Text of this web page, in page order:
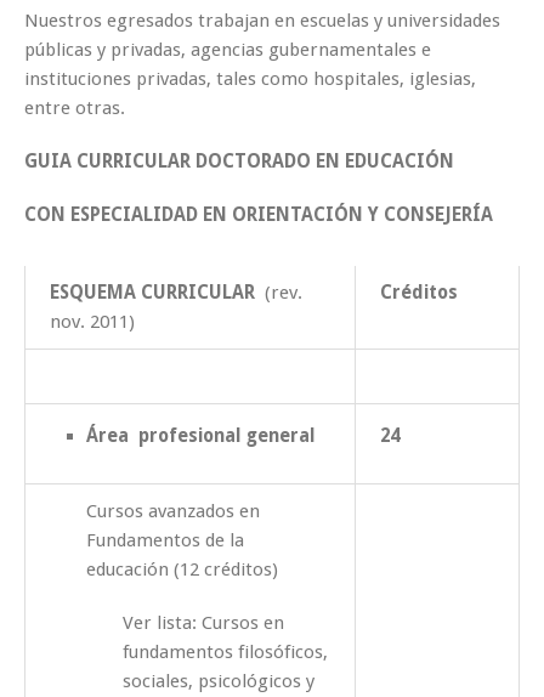
Nuestros egresados trabajan en escuelas y universidades
públicas y privadas, agencias gubernamentales e
instituciones privadas, tales como hospitales, iglesias,
entre otras.
GUIA CURRICULAR DOCTORADO EN EDUCACIÓN
CON ESPECIALIDAD EN ORIENTACIÓN Y CONSEJERÍA
ESQUEMA CURRICULAR (rev.
nov. 2011)
Créditos
Área profesional general 24
Cursos avanzados en
Fundamentos de la
educación (12 créditos)
Ver lista: Cursos en
fundamentos filosóficos,
sociales, psicológicos y